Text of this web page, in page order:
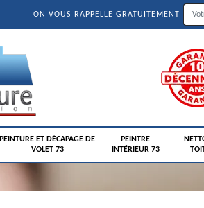
ON VOUS RAPPELLE GRATUITEMENT
PEINTURE ET DÉCAPAGE DE
VOLET 73
PEINTRE
INTÉRIEUR 73